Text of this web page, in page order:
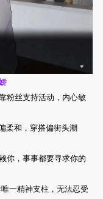
粉丝支持活动，内心敏
柔和，穿搭偏街头潮
你，事事都要寻求你的
一精神支柱，无法忍受